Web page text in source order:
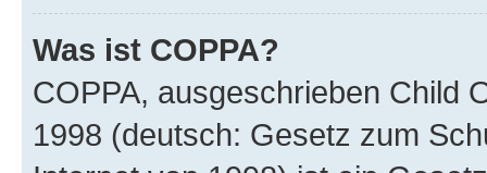
Was ist COPPA?
COPPA, ausgeschrieben Child
1998 (deutsch: Gesetz zum